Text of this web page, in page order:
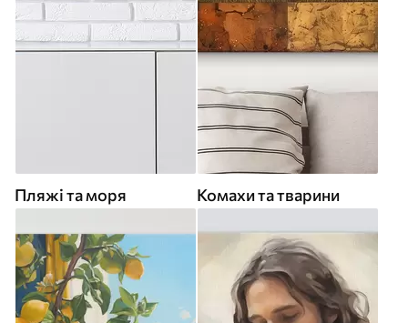
Пляжі та моря Комахи та тварини